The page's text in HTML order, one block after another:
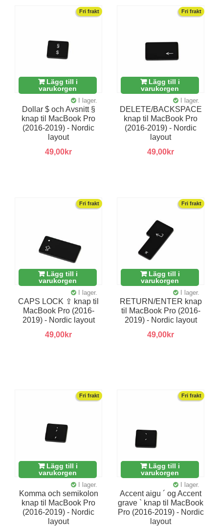
Fri frakt
Lägg till i
varukorgen
I lager.
Dollar $ och Avsnitt §
knap til MacBook Pro
(2016-2019) - Nordic
layout
49,00kr
Fri frakt
Lägg till i
varukorgen
I lager.
DELETE/BACKSPACE
knap til MacBook Pro
(2016-2019) - Nordic
layout
49,00kr
Fri frakt
Lägg till i
varukorgen
I lager.
CAPS LOCK ⇪ knap til
MacBook Pro (2016-
2019) - Nordic layout
49,00kr
Fri frakt
Lägg till i
varukorgen
I lager.
RETURN/ENTER knap
til MacBook Pro (2016-
2019) - Nordic layout
49,00kr
Fri frakt
Lägg till i
varukorgen
I lager.
Komma och semikolon
knap til MacBook Pro
(2016-2019) - Nordic
layout
Fri frakt
Lägg till i
varukorgen
I lager.
Accent aigu ´ og Accent
grave ` knap til MacBook
Pro (2016-2019) - Nordic
layout